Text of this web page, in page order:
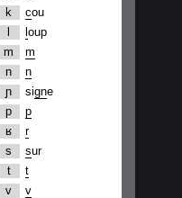
k
cou
oup
m
m
n
n
ɲ
signe
p
p
ʁ
r
s
sur
t
t
v
v